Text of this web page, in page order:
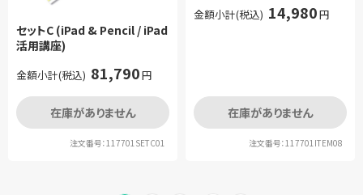
セットC (iPad & Pencil / iPad
活用講座)
金額小計(税込) 81,790円
在庫がありません
注文番号：117701SETC01
金額小計(税込) 14,980円
在庫がありません
注文番号：117701ITEM08